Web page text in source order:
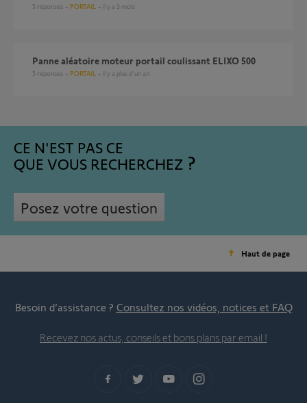
5 réponses PORTAIL il y a 3 mois
Panne aléatoire moteur portail coulissant ELIXO 500
5 réponses PORTAIL il y a plus d'un an
CE N'EST PAS CE
QUE VOUS RECHERCHEZ
Posez votre question
Haut de page
Besoin d’assistance ? Consultez nos vidéos, notices et FAQ
Recevez nos actus, conseils et bons plans par email !